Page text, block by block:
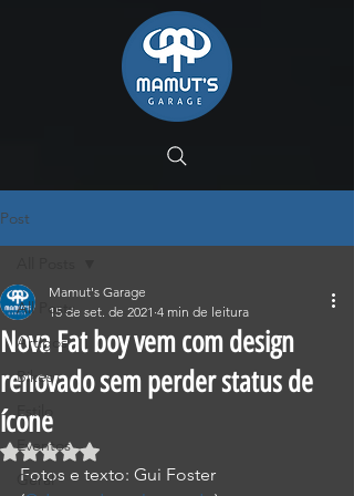
Post
All Posts
Artigos
Bikes
Estilo
Eventos
Geral
Nova Fat boy vem com design
renovado sem perder status de
ícone
Mamut's Garage
15 de set. de 2021 4 min de leitura
Avaliado com NaN de 5 estrelas.
Fotos e texto: Gui Foster